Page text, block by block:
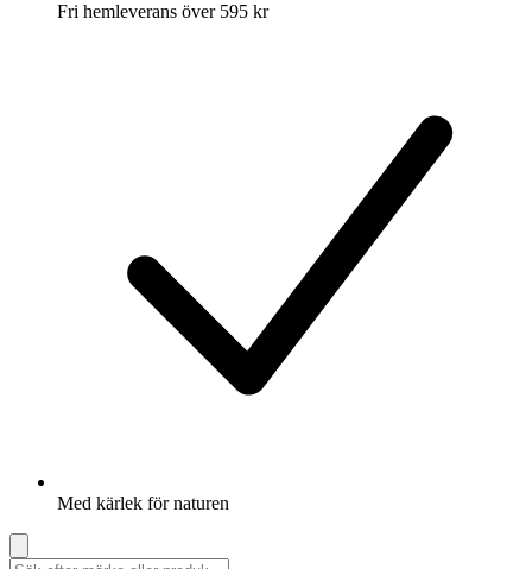
Fri hemleverans över 595 kr
Med kärlek för naturen